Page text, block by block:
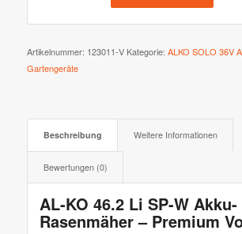
Artikelnummer: 123011-V Kategorie: ALKO SOLO 36V
Gartengeräte
Beschreibung Weitere Informationen
Bewertungen (0)
AL-KO 46.2 Li SP-W Akku-
Rasenmäher – Premium